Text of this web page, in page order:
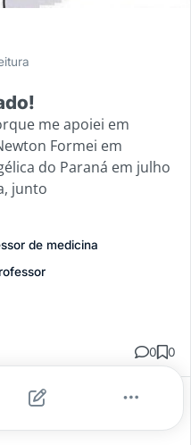
me apoiei em
Formei em
do Paraná em julho
junto
de medicina
0 0